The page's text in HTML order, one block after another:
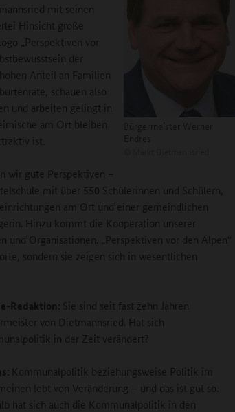
mit seinen
Hinsicht große
„Perspektiven vor
der
Anteil an Familien
schauen also
und arbeiten gelingt in
am Ort bleiben
ist.
wir gute Perspektiven –
mit über 550 Schülerinnen und Schülern,
am Ort und einer gemeindlichen
Hinzu kommt die Kooperation unserer
und Organisationen. „Perspektiven vor den Alpen“
sondern sie zeigen sich in wesentlichen
Redaktion:
Sie sind seit fast zehn Jahren
von Dietmannsried. Hat sich
in der Zeit verändert?
Kommunalpolitik beziehungsweise Politik im
lebt von Veränderung – und das ist gut so.
hat sich auch die Kommunalpolitik in den